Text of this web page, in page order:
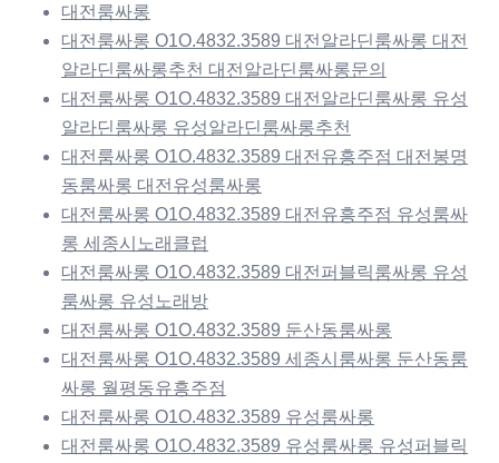
대전룸싸롱
대전룸싸롱 O1O.4832.3589 대전알라딘룸싸롱 대전
알라딘룸싸롱추천 대전알라딘룸싸롱문의
대전룸싸롱 O1O.4832.3589 대전알라딘룸싸롱 유성
알라딘룸싸롱 유성알라딘룸싸롱추천
대전룸싸롱 O1O.4832.3589 대전유흥주점 대전봉명
동룸싸롱 대전유성룸싸롱
대전룸싸롱 O1O.4832.3589 대전유흥주점 유성룸싸
롱 세종시노래클럽
대전룸싸롱 O1O.4832.3589 대전퍼블릭룸싸롱 유성
룸싸롱 유성노래방
대전룸싸롱 O1O.4832.3589 둔산동룸싸롱
대전룸싸롱 O1O.4832.3589 세종시룸싸롱 둔산동룸
싸롱 월평동유흥주점
대전룸싸롱 O1O.4832.3589 유성룸싸롱
대전룸싸롱 O1O.4832.3589 유성룸싸롱 유성퍼블릭